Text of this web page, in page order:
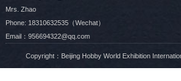
Mrs. Zhao
Phone: 18310632535（Wechat）
Email：956694322@qq.com
Copyright：Beijing Hobby World Exhibition